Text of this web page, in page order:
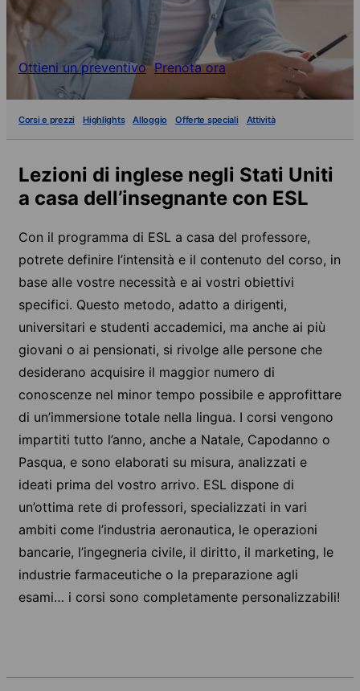
Ottieni un preventivo Prenota ora
Corsi e prezzi Highlights Alloggio Offerte speciali Attività
Lezioni di inglese negli Stati Uniti
a casa dell’insegnante con ESL
Con il programma di ESL a casa del professore,
potrete definire l’intensità e il contenuto del corso, in
base alle vostre necessità e ai vostri obiettivi
specifici. Questo metodo, adatto a dirigenti,
universitari e studenti accademici, ma anche ai più
giovani o ai pensionati, si rivolge alle persone che
desiderano acquisire il maggior numero di
conoscenze nel minor tempo possibile e approfittare
di un’immersione totale nella lingua. I corsi vengono
impartiti tutto l’anno, anche a Natale, Capodanno o
Pasqua, e sono elaborati su misura, analizzati e
ideati prima del vostro arrivo. ESL dispone di
un’ottima rete di professori, specializzati in vari
ambiti come l’industria aeronautica, le operazioni
bancarie, l’ingegneria civile, il diritto, il marketing, le
industrie farmaceutiche o la preparazione agli
esami… i corsi sono completamente personalizzabili!